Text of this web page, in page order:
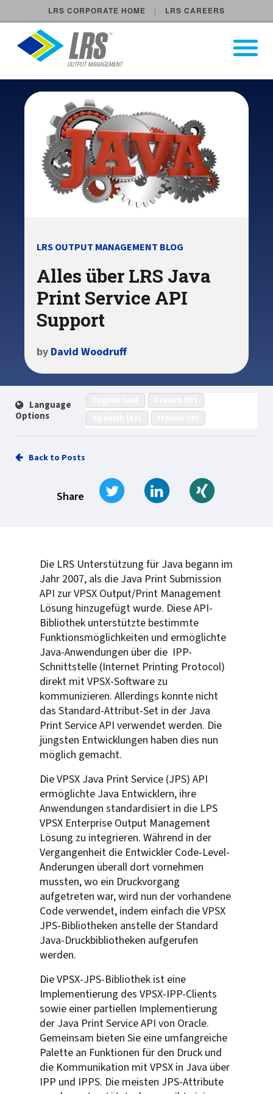
LRS CORPORATE HOME LRS CAREERS
LRS Output Management
Main Navigation
Open
LRS OUTPUT MANAGEMENT BLOG
Alles über LRS Java
Print Service API
Support
by David Woodruff
Language
Options
Back to Posts
Share
Tweet Share on LinkedIn
Die LRS Unterstützung für Java begann im
Jahr 2007, als die Java Print Submission
API zur VPSX Output/Print Management
Lösung hinzugefügt wurde. Diese API-
Bibliothek unterstützte bestimmte
Funktionsmöglichkeiten und ermöglichte
Java-Anwendungen über die IPP-
Schnittstelle (Internet Printing Protocol)
direkt mit VPSX-Software zu
kommunizieren. Allerdings konnte nicht
das Standard-Attribut-Set in der Java
Print Service API verwendet werden. Die
jüngsten Entwicklungen haben dies nun
möglich gemacht.
Die VPSX Java Print Service (JPS) API
ermöglichte Java Entwicklern, ihre
Anwendungen standardisiert in die LPS
VPSX Enterprise Output Management
Lösung zu integrieren. Während in der
Vergangenheit die Entwickler Code-Level-
Änderungen überall dort vornehmen
mussten, wo ein Druckvorgang
aufgetreten war, wird nun der vorhandene
Code verwendet, indem einfach die VPSX
JPS-Bibliotheken anstelle der Standard
Java-Druckbibliotheken aufgerufen
werden.
Die VPSX-JPS-Bibliothek ist eine
Implementierung des VPSX-IPP-Clients
sowie einer partiellen Implementierung
der Java Print Service API von Oracle.
Gemeinsam bieten Sie eine umfangreiche
Palette an Funktionen für den Druck und
die Kommunikation mit VPSX in Java über
IPP und IPPS. Die meisten JPS-Attribute